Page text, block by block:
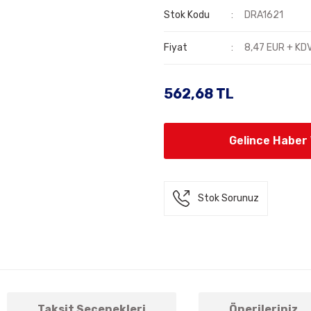
Stok Kodu DRA1621
Fiyat 8,47 EUR +
562,68 TL
Gelince Haber
Stok Sorunuz